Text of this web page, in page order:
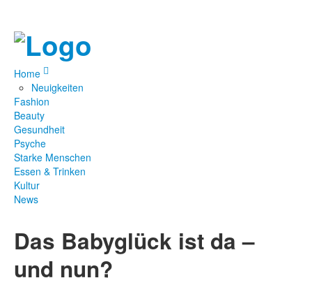
Home
Neuigkeiten
Fashion
Beauty
Gesundheit
Psyche
Starke Menschen
Essen & Trinken
Kultur
News
Das Babyglück ist da –
und nun?